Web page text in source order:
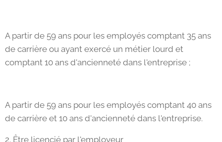
A partir de 59 ans pour les employés comptant 35 ans
de carrière ou ayant exercé un métier lourd et
comptant 10 ans d'ancienneté dans l'entreprise ;
A partir de 59 ans pour les employés comptant 40 ans
de carrière et 10 ans d'ancienneté dans l'entreprise.
2. Être licencié par l'employeur